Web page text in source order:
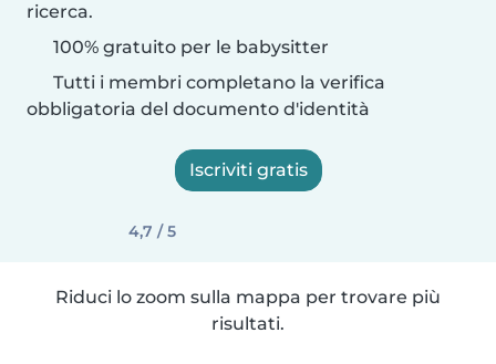
ricerca.
100% gratuito per le babysitter
Tutti i membri completano la verifica
obbligatoria del documento d'identità
Iscriviti gratis
4,7 / 5
Riduci lo zoom sulla mappa per trovare più
risultati.